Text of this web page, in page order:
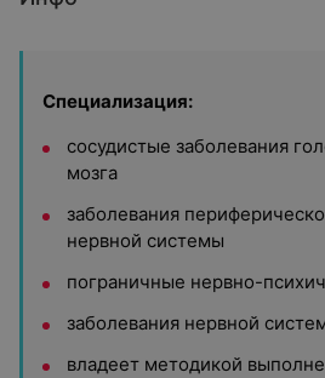
Специализация:
сосудистые заболевания
мозга
заболевания
нервной системы
пограничные нервно-
заболевания нервной
владеет методикой